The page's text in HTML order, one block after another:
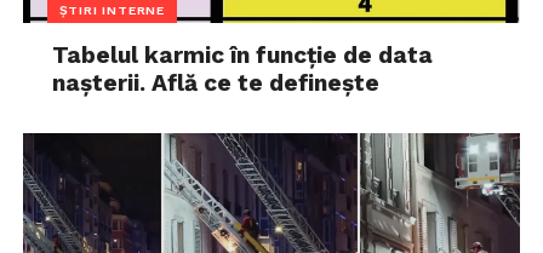
ȘTIRI INTERNE
Tabelul karmic în funcție de data
nașterii. Află ce te definește